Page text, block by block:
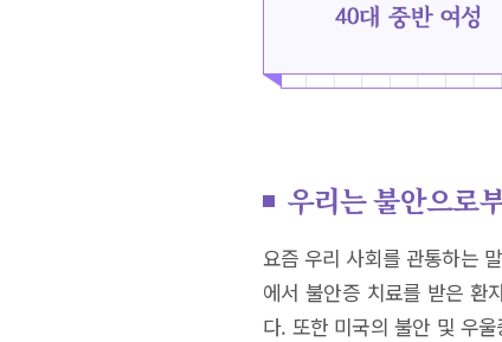
우리는 불안으로
요즘 우리 사회를 관통하는
에서 불안증 치료를 받은 환
다. 또한 미국의 불안 및 우